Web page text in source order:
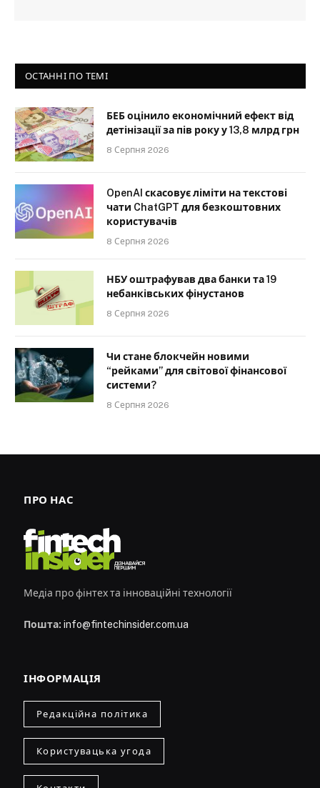
ОСТАННІ ПО ТЕМІ
БЕБ оцінило економічний ефект від
детінізації за пів року у 13,8 млрд грн
8 Серпня 2026
OpenAI скасовує ліміти на текстові
чати ChatGPT для безкоштовних
користувачів
8 Серпня 2026
НБУ оштрафував два банки та 19
небанківських фінустанов
8 Серпня 2026
Чи стане блокчейн новими
“рейками” для світової фінансової
системи?
8 Серпня 2026
ПРО НАС
Медіа про фінтех та інноваційні технології
Пошта: info@fintechinsider.com.ua
ІНФОРМАЦІЯ
Редакційна політика
Користувацька угода